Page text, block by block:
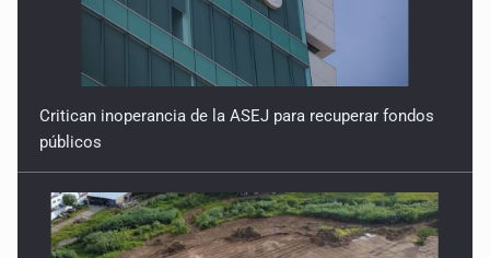
Critican inoperancia de la ASEJ para recuperar fondos
públicos